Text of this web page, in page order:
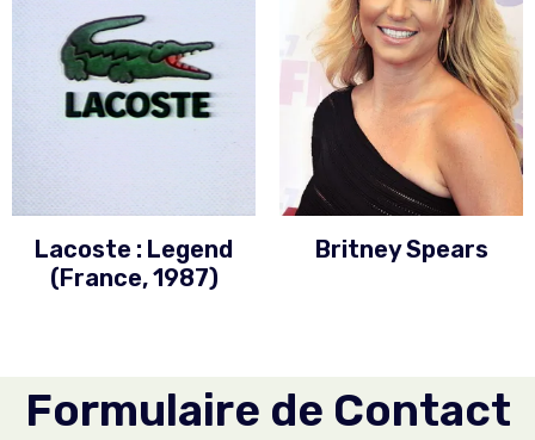
Lacoste : Legend
(France, 1987)
Britney Spears
Formulaire de Contact